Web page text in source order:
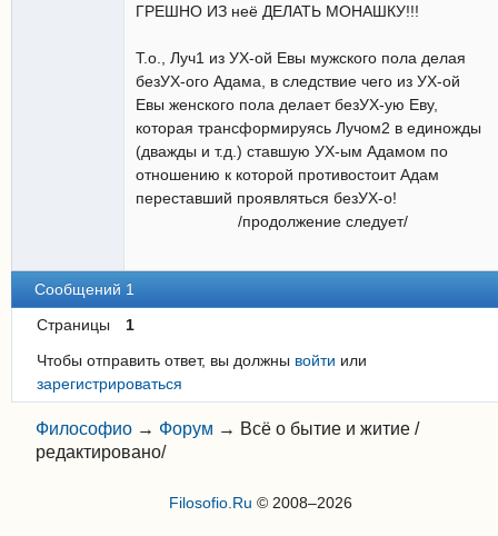
ГРЕШНО ИЗ неё ДЕЛАТЬ МОНАШКУ!!!
Т.о., Луч1 из УХ-ой Евы мужского пола делая
безУХ-ого Адама, в следствие чего из УХ-ой
Евы женского пола делает безУХ-ую Еву,
которая трансформируясь Лучом2 в единожды
(дважды и т.д.) ставшую УХ-ым Адамом по
отношению к которой противостоит Адам
переставший проявляться безУХ-о!
/продолжение следует/
Сообщений 1
Страницы
1
Чтобы отправить ответ, вы должны войти или
зарегистрироваться
Философио → Форум → Всё о бытие и житие /
редактировано/
Filosofio.Ru © 2008–2026